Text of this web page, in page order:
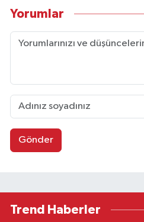
Yorumlar
Gönder
Trend Haberler